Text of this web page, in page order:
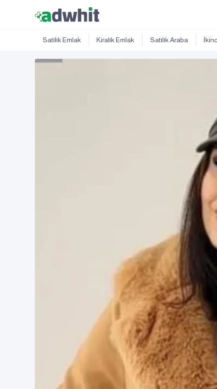
Satılık Emlak Kiralık Emlak Satılık Araba